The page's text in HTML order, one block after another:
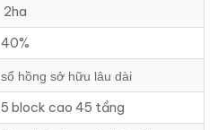
2ha
40%
sổ hồng sở hữu lâu dài
5 block cao 45 tầng